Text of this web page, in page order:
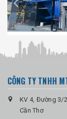
CÔNG TY TNHH
KV 4, Đường 3/
Cần Thơ